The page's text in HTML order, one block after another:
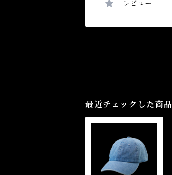
レビュー
最近チェックした商品